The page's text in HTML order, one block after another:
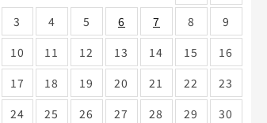
3
4 5 6 7 8
9
10
11 12 13 14 15
16
17
18 19 20 21 22
23
24
25 26 27 28 29
30